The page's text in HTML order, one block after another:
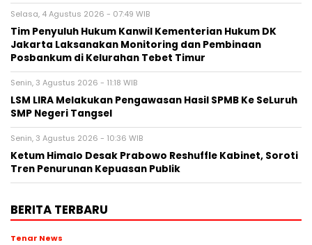
Selasa, 4 Agustus 2026 - 07:49 WIB
Tim Penyuluh Hukum Kanwil Kementerian Hukum DK
Jakarta Laksanakan Monitoring dan Pembinaan
Posbankum di Kelurahan Tebet Timur
Senin, 3 Agustus 2026 - 11:18 WIB
LSM LIRA Melakukan Pengawasan Hasil SPMB Ke SeLuruh
SMP Negeri Tangsel
Senin, 3 Agustus 2026 - 10:36 WIB
Ketum Himalo Desak Prabowo Reshuffle Kabinet, Soroti
Tren Penurunan Kepuasan Publik
BERITA TERBARU
Tenar News